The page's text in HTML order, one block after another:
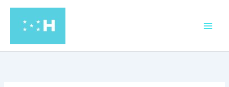
contenido